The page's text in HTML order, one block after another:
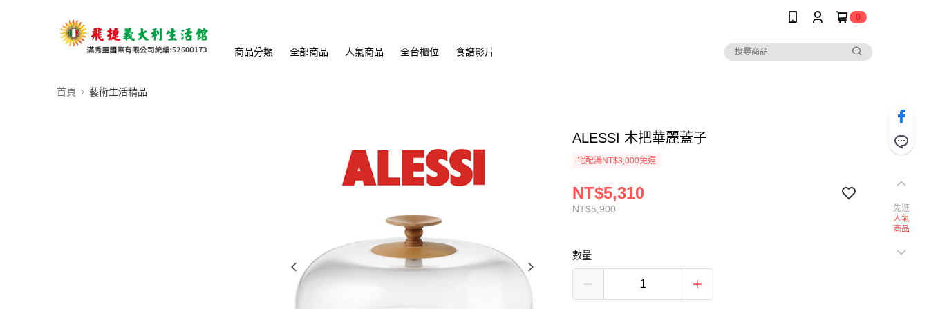
0
商品分類 全部商品 人氣商品 全台櫃位 食譜影片
首頁 藝術生活精品
ALESSI 木把華麗蓋子
宅配滿NT$3,000免運
NT$5,900
NT$5,310
數量
先逛
人氣
商品